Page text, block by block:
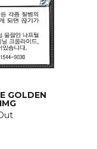
GOLDEN